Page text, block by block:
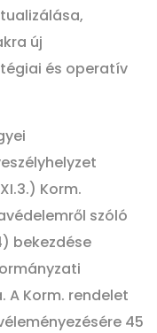
új
és operatív
Korm.
szóló
bekezdése
Korm. rendelet
45